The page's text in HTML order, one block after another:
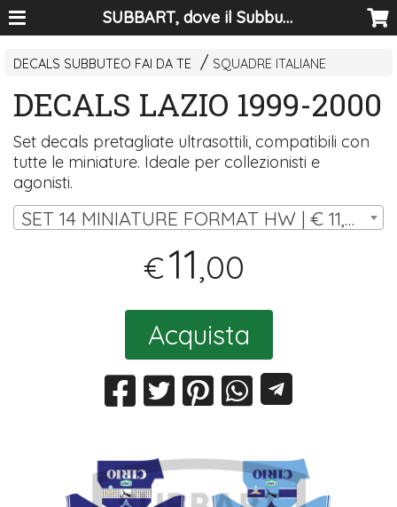
SUBBART, dove il Subbuteo diventa arte
DECALS SUBBUTEO FAI DA TE SQUADRE ITALIANE
DECALS LAZIO 1999-2000
Set decals pretagliate ultrasottili, compatibili con
tutte le miniature. Ideale per collezionisti e
agonisti.
SET 14 MINIATURE FORMAT HW | € 11,00
€11,00
Acquista